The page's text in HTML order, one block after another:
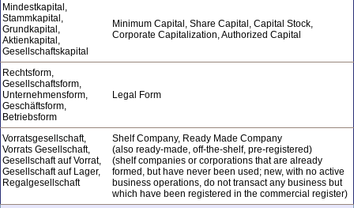
Mindestkapital,
Stammkapital,
Grundkapital,
Aktienkapital,
Gesellschaftskapital
Minimum Capital, Share Capital, Capital Stock,
Corporate Capitalization, Authorized Capital
Rechtsform,
Gesellschaftsform,
Unternehmensform,
Geschäftsform,
Betriebsform
Legal Form
Vorratsgesellschaft,
Vorrats Gesellschaft,
Gesellschaft auf Vorrat,
Gesellschaft auf Lager,
Regalgesellschaft
Shelf Company, Ready Made Company
(also ready-made, off-the-shelf, pre-registered)
(shelf companies or corporations that are already
formed, but have never been used; new, with no active
business operations, do not transact any business but
which have been registered in the commercial register)